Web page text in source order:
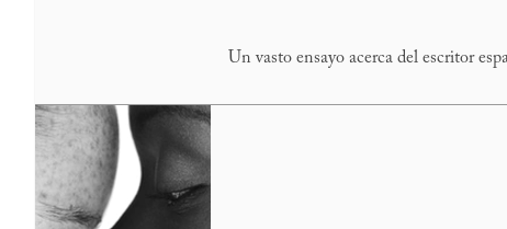
Un vasto ensayo acerca del escritor